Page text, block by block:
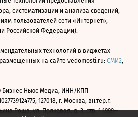
систематизации и анализа сведений,
пользователей сети «Интернет»,
Российской Федерации).
технологий в виджетах
на сайте vedomosti.ru: СМИ2,
Ньюс Медиа, ИНН/КПП
127018, г. Москва, вн.тер.г.
Роща, ул. Полковая, д. 3, стр. 1 1999—